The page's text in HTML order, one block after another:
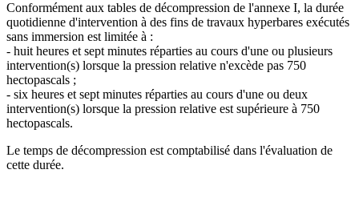
Conformément aux tables de décompression de l'annexe I, la durée
quotidienne d'intervention à des fins de travaux hyperbares exécutés
sans immersion est limitée à :
- huit heures et sept minutes réparties au cours d'une ou plusieurs
intervention(s) lorsque la pression relative n'excède pas 750
hectopascals ;
- six heures et sept minutes réparties au cours d'une ou deux
intervention(s) lorsque la pression relative est supérieure à 750
hectopascals.
Le temps de décompression est comptabilisé dans l'évaluation de
cette durée.